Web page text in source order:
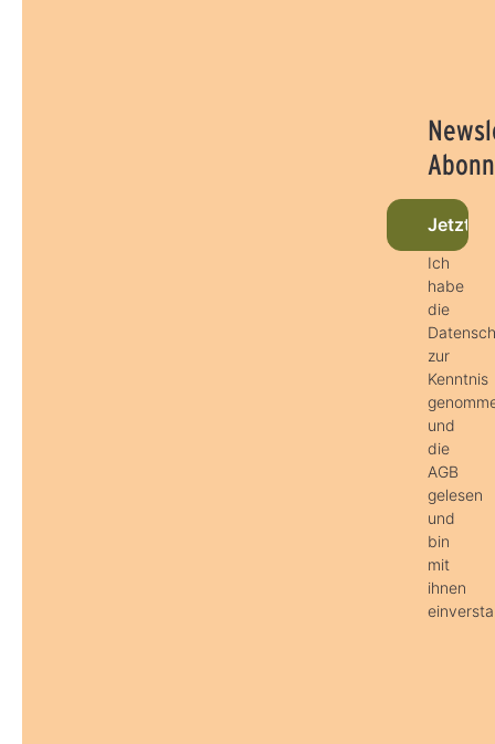
Jetzt
Ich
habe
die
zur
Kenntnis
und
die
AGB
gelesen
und
bin
mit
ihnen